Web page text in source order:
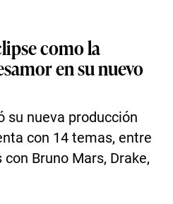
como la
en su nuevo
su nueva producción
con 14 temas, entre
Bruno Mars, Drake,